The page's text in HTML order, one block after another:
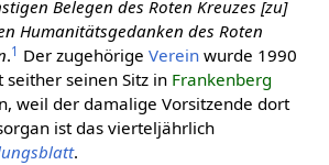
Belegen des Roten Kreuzes [zu]
Humanitätsgedanken des Roten
.1 Der zugehörige Vereinwurde 1990
seinen Sitz in Frankenberg
weil der damalige Vorsitzende dort
ist das vierteljährlich
.